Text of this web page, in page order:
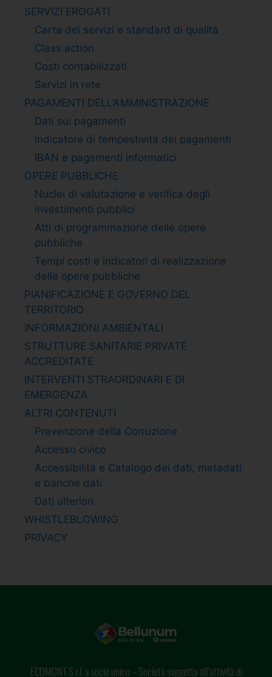
SERVIZI EROGATI
Carta dei servizi e standard di qualità
Class action
Costi contabilizzati
Servizi in rete
PAGAMENTI DELL’AMMINISTRAZIONE
Dati sui pagamenti
Indicatore di tempestività dei pagamenti
IBAN e pagamenti informatici
OPERE PUBBLICHE
Nuclei di valutazione e verifica degli
investimenti pubblici
Atti di programmazione delle opere
pubbliche
Tempi costi e indicatori di realizzazione
delle opere pubbliche
PIANIFICAZIONE E GOVERNO DEL
TERRITORIO
INFORMAZIONI AMBIENTALI
STRUTTURE SANITARIE PRIVATE
ACCREDITATE
INTERVENTI STRAORDINARI E DI
EMERGENZA
ALTRI CONTENUTI
Prevenzione della Corruzione
Accesso civico
Accessibilità e Catalogo dei dati, metadati
e banche dati
Dati ulteriori
WHISTLEBLOWING
PRIVACY
ECOMONT S.r.l. a socio unico – Società soggetta all’attività di